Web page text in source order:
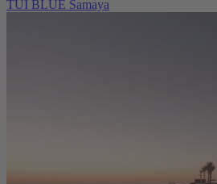
TUI BLUE Samaya